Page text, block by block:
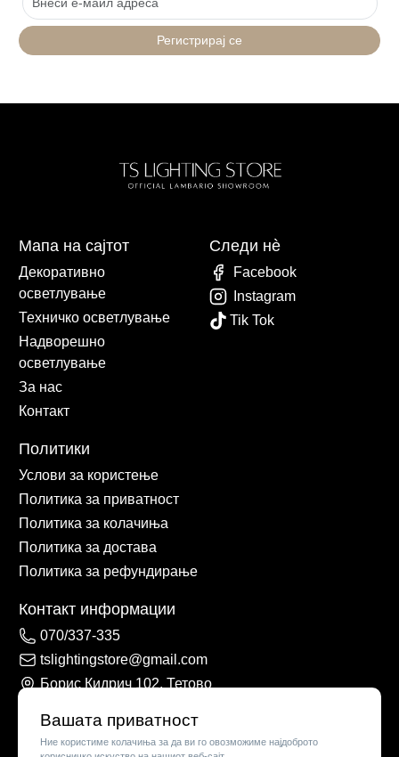
Вашата приватност
Ние користиме колачиња за да ви го овозможиме најдоброто
Регистрирај се
Мапа на сајтот
Декоративно
осветлување
Техничко осветлување
Надворешно
осветлување
За нас
Контакт
Политики
Услови за користење
Политика за приватност
Политика за колачиња
Политика за достава
Политика за рефундирање
Контакт информации
070/337-335
tslightingstore@gmail.com
Борис Кидрич 102, Тетово
Следи нè
Facebook
Instagram
Tik Tok